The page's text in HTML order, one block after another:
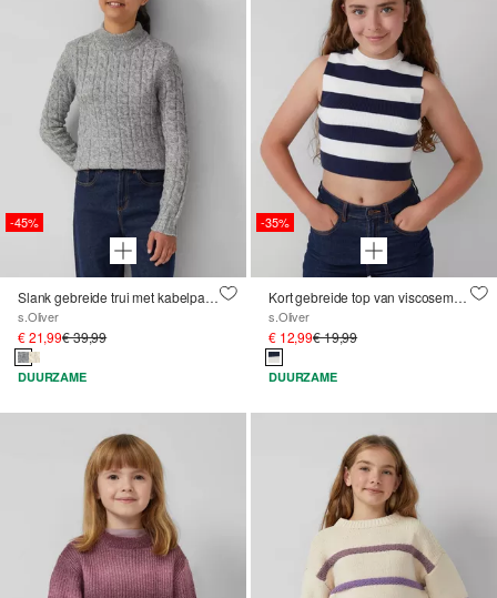
-45%
Slank gebreide trui met kabelpatroon en opstaande kraag
s.Oliver
€ 21,99€ 39,99
DUURZAME
-35%
Kort gebreide top van viscosemix in een slanke pasvorm
s.Oliver
€ 12,99€ 19,99
DUURZAME